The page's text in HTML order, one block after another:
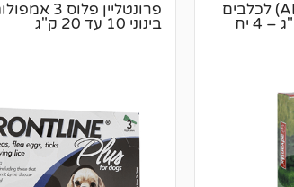
אדוונטיקס (ADVANTIX) לכלבים
בינוניים – 10 עד 25 ק"ג – 4 יח
פרונטליין
בינוני 10 עד 20 ק"ג